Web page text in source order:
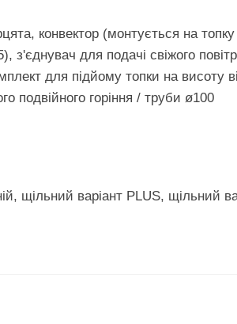
конвектор (монтується на
з'єднувач для подачі свіжого
для підйому топки на висоту
подвійного горіння / труби ø100
щільний варіант PLUS, щільний